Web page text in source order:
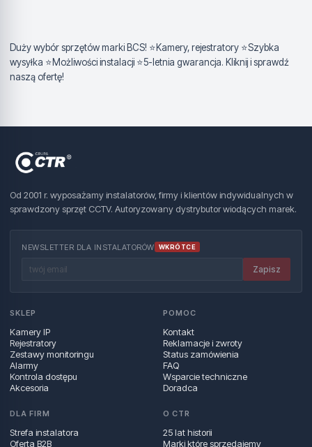
Duży wybór sprzętów marki BCS! ⭐Kamery, rejestratory ⭐Szybka
wysyłka ⭐Możliwości instalacji ⭐5-letnia gwarancja. Kliknij i sprawdź
naszą ofertę!
Od 2001 r. wyposażamy instalatorów, firmy i klientów indywidualnych w
sprawdzony sprzęt CCTV. Autoryzowany dystrybutor wiodących marek.
NEWSLETTER DLA INSTALATORÓW WKRÓTCE
Zapisz
SKLEP
Kamery IP
Rejestratory
Zestawy monitoringu
Alarmy
Kontrola dostępu
Akcesoria
POMOC
Kontakt
Reklamacje i zwroty
Status zamówienia
FAQ
Wsparcie techniczne
Doradca
DLA FIRM
Strefa instalatora
Oferta B2B
O CTR
25 lat historii
Marki które sprzedajemy